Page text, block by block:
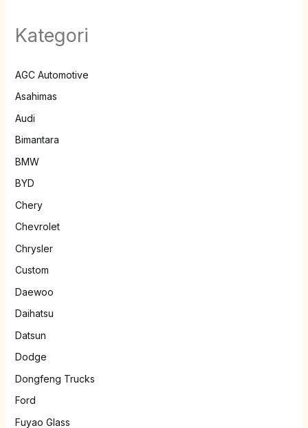
Kategori
AGC Automotive
Asahimas
Audi
Bimantara
BMW
BYD
Chery
Chevrolet
Chrysler
Custom
Daewoo
Daihatsu
Datsun
Dodge
Dongfeng Trucks
Ford
Fuyao Glass